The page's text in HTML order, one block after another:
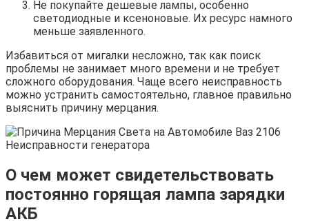
Не покупайте дешевые лампы, особенно
светодиодные и ксеноновые. Их ресурс намного
меньше заявленного.
Избавиться от мигалки несложно, так как поиск
проблемы не занимает много времени и не требует
сложного оборудования. Чаще всего неисправность
можно устранить самостоятельно, главное правильно
выяснить причину мерцания.
О чем может свидетельствовать
постоянно горящая лампа зарядки
АКБ